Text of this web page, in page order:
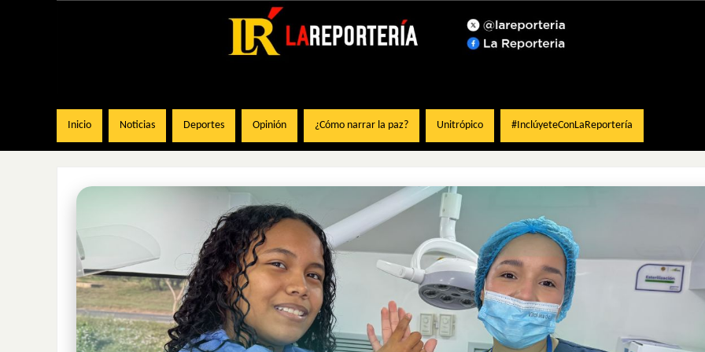
Inicio Noticias Deportes Opinión ¿Cómo narrar la paz? Unitrópico #InclúyeteConLaReportería